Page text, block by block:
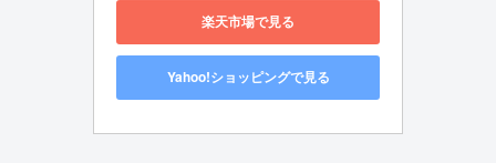
楽天市場で見る
Yahoo!ショッピングで見る